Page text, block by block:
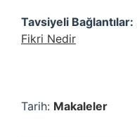
Tavsiyeli Bağlantılar:
Fikri Nedir
Tarih: Makaleler